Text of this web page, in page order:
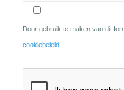
Door gebruik te maken van dit
cookiebeleid.